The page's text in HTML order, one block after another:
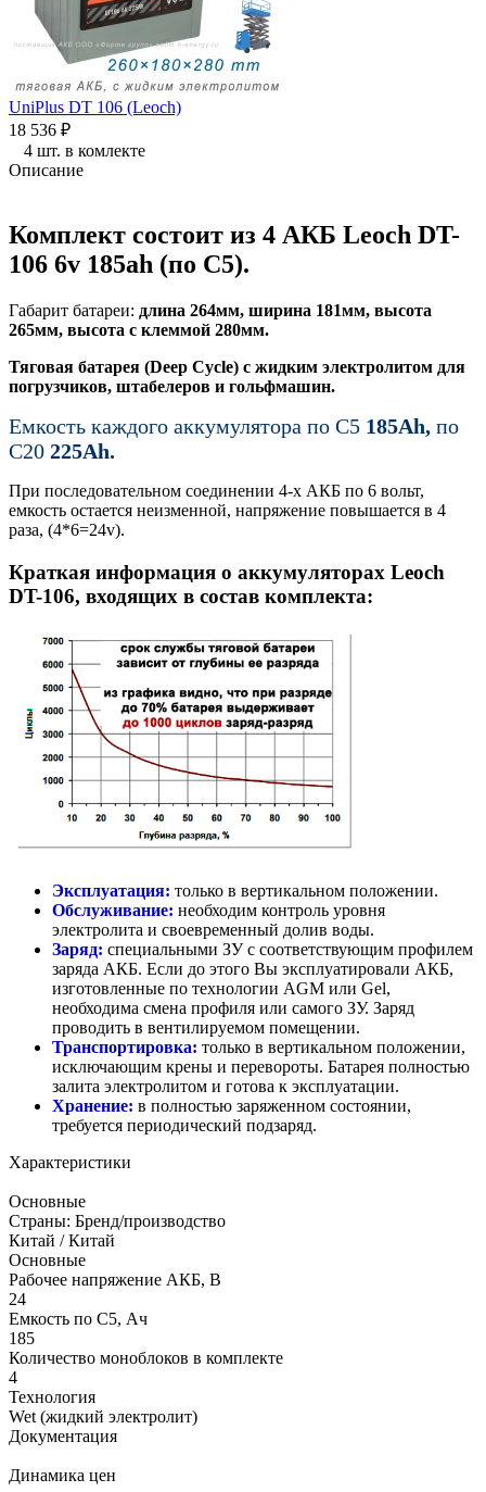
UniPlus DT 106 (Leoch)
18 536 ₽
4 шт. в комлекте
Описание
Комплект состоит из 4 АКБ Leoch DT-
106 6v 185ah (по С5).
Габарит батареи: длина 264мм, ширина 181мм, высота
265мм, высота с клеммой 280мм.
Тяговая батарея (Deep Cycle) с жидким электролитом для
погрузчиков, штабелеров и гольфмашин.
Емкость каждого аккумулятора по С5 185Ah, по
C20 225Ah.
При последовательном соединении 4-х АКБ по 6 вольт,
емкость остается неизменной, напряжение повышается в 4
раза, (4*6=24v).
Краткая информация о аккумуляторах Leoch
DT-106, входящих в состав комплекта:
Эксплуатация: только в вертикальном положении.
Обслуживание: необходим контроль уровня
электролита и своевременный долив воды.
Заряд: специальными ЗУ с соответствующим профилем
заряда АКБ. Если до этого Вы эксплуатировали АКБ,
изготовленные по технологии AGM или Gel,
необходима смена профиля или самого ЗУ. Заряд
проводить в вентилируемом помещении.
Транспортировка: только в вертикальном положении,
исключающим крены и перевороты. Батарея полностью
залита электролитом и готова к эксплуатации.
Хранение: в полностью заряженном состоянии,
требуется периодический подзаряд.
Характеристики
Основные
Страны: Бренд/производство
Китай / Китай
Основные
Рабочее напряжение АКБ, B
24
Емкость по С5, Ач
185
Количество моноблоков в комплекте
4
Технология
Wet (жидкий электролит)
Документация
Динамика цен